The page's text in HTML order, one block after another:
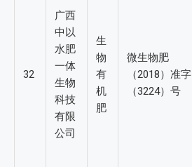
32
广西
中以
水肥
一体
生物
科技
有限
公司
生
物
有
机
肥
微生物肥
（2018）准字
（3224）号